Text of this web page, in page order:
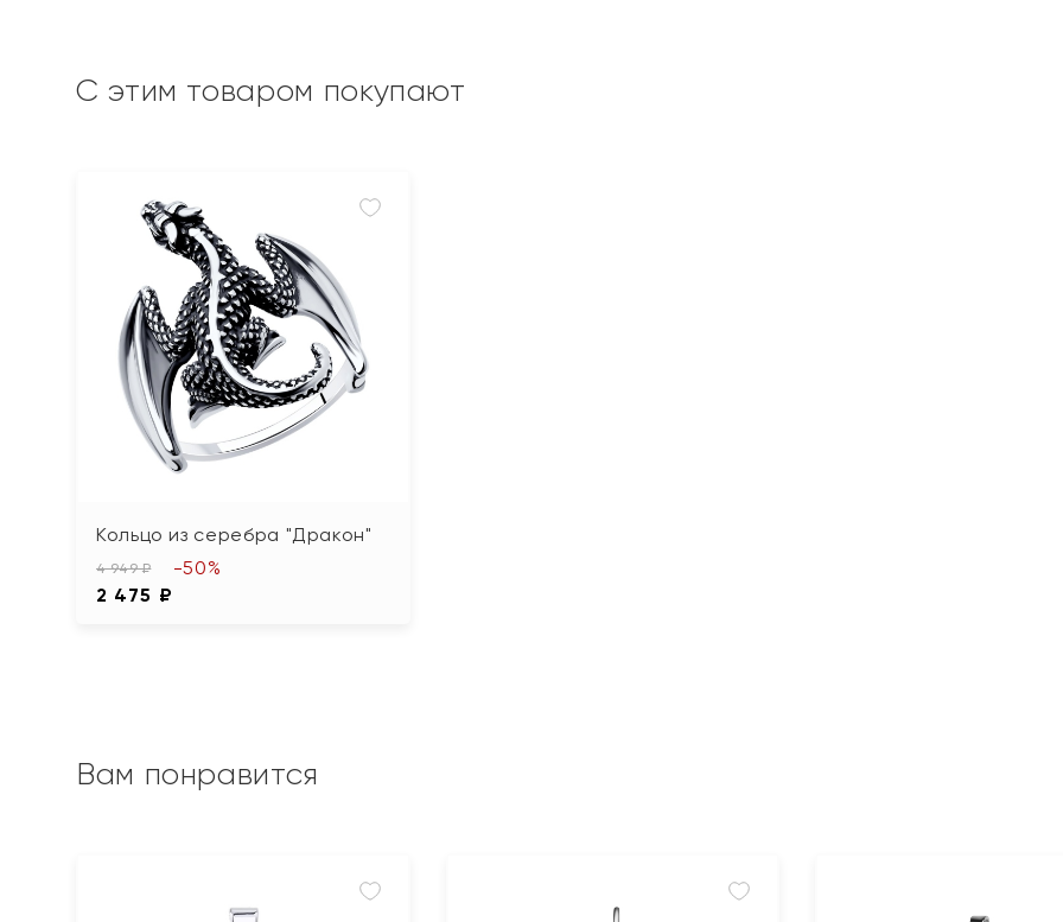
С этим товаром покупают
Кольцо из серебра "Дракон"
4 949 ₽
2 475 ₽
-50%
Вам понравится